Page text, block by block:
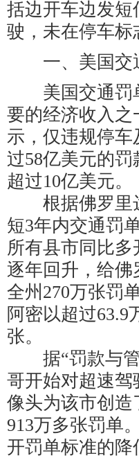
括边开车边发
驶，未在停车
一、美国交
美国交通罚单
要的经济收入
示，仅违规停车
过58亿美元的罚
超过10亿美元。
根据佛罗里达
短3年内交通罚
所有县市同比
逐年回升，给佛
全州270万张罚
阿密以超过63.9
张。
据“罚款与管
哥开始对超速驾
像头为该市创造
913万多张罚单
开罚单标准的